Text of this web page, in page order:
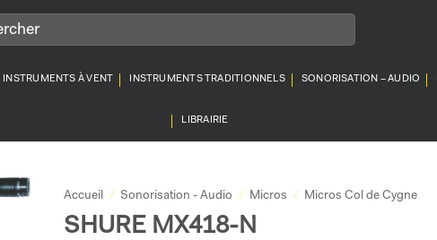
INSTRUMENTS À VENT INSTRUMENTS TRADITIONNELS SONORISATION – AUDIO
LIBRAIRIE
Accueil / Sonorisation - Audio / Micros / Micros Col de Cygne
SHURE MX418-N